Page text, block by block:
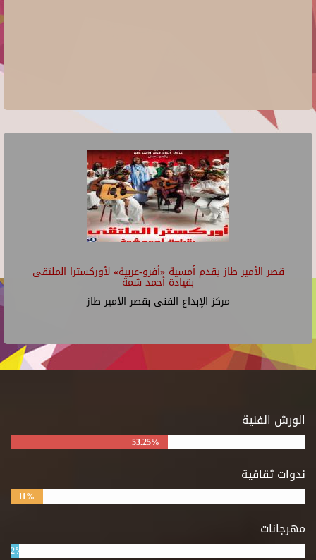
قصر الأمير طاز يقدم أمسية «أفرو-عربية» لأوركسترا الملتقى
بقيادة أحمد شمة
مركز الإبداع الفنى بقصر الأمير طاز
الورش الفنية
53.25%
ندوات ثقافية
11%
مهرجانات
2%